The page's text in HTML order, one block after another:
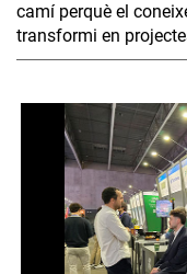
camí perquè el
transformi en